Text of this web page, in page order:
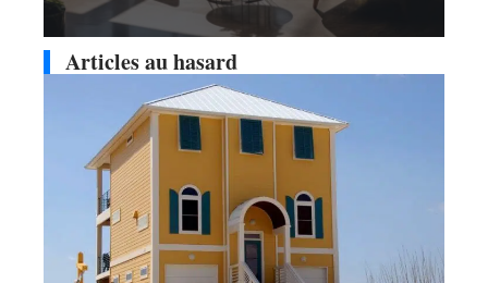
Articles au hasard